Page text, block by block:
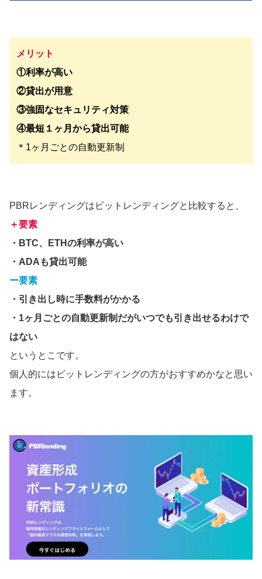
メリット
①利率が高い
②貸出が用意
③強固なセキュリティ対策
④最短１ヶ月から貸出可能
＊1ヶ月ごとの自動更新制
PBRレンディングはビットレンディングと比較すると、
＋要素
・BTC、ETHの利率が高い
・ADAも貸出可能
ー要素
・引き出し時に手数料がかかる
・1ヶ月ごとの自動更新制だがいつでも引き出せるわけで
はない
というとこです。
個人的にはビットレンディングの方がおすすめかなと思い
ます。